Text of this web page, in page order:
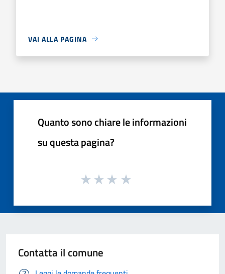
VAI ALLA PAGINA
Quanto sono chiare le informazioni
su questa pagina?
Contatta il comune